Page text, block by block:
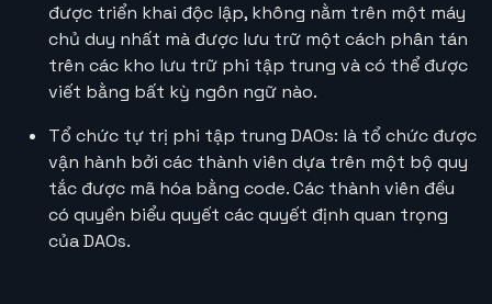
được triển khai độc lập, không nằm trên một máy
chủ duy nhất mà được lưu trữ một cách phân tán
trên các kho lưu trữ phi tập trung và có thể được
viết bằng bất kỳ ngôn ngữ nào.
Tổ chức tự trị phi tập trung DAOs: là tổ chức được
vận hành bởi các thành viên dựa trên một bộ quy
tắc được mã hóa bằng code. Các thành viên đều
có quyền biểu quyết các quyết định quan trọng
của DAOs.